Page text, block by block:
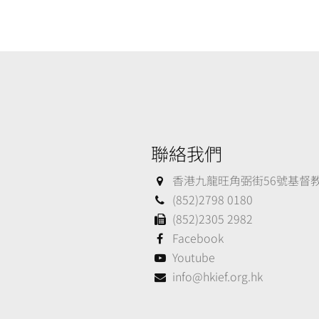
聯絡我們
香港九龍旺角弼街56號基督
(852)2798 0180
(852)2305 2982
Facebook
Youtube
info@hkief.org.hk